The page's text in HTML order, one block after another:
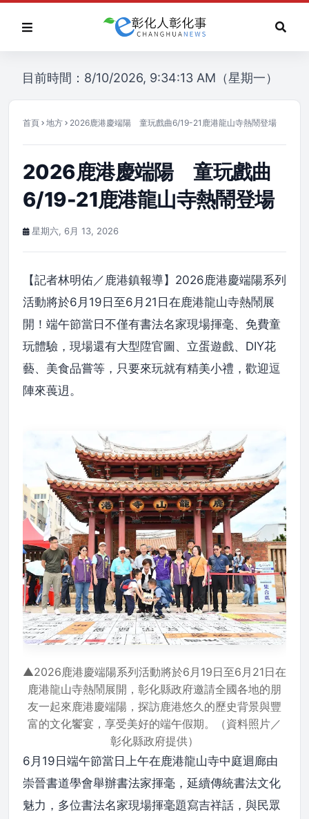
目前時間：8/10/2026, 9:34:13 AM（星期一）
首頁 地方 2026鹿港慶端陽 童玩戲曲6/19-21鹿港龍山寺熱鬧登場
2026鹿港慶端陽 童玩戲曲
6/19-21鹿港龍山寺熱鬧登場
星期六, 6月 13, 2026
【記者林明佑／鹿港鎮報導】2026鹿港慶端陽系列
活動將於6月19日至6月21日在鹿港龍山寺熱鬧展
開！端午節當日不僅有書法名家現場揮毫、免費童
玩體驗，現場還有大型陞官圖、立蛋遊戲、DIY花
藝、美食品嘗等，只要來玩就有精美小禮，歡迎逗
陣來葨迌。
▲2026鹿港慶端陽系列活動將於6月19日至6月21日在
鹿港龍山寺熱鬧展開，彰化縣政府邀請全國各地的朋
友一起來鹿港慶端陽，探訪鹿港悠久的歷史背景與豐
富的文化饗宴，享受美好的端午假期。（資料照片／
彰化縣政府提供）
6月19日端午節當日上午在鹿港龍山寺中庭迴廊由
崇晉書道學會舉辦書法家揮毫，延續傳統書法文化
魅力，多位書法名家現場揮毫題寫吉祥話，與民眾